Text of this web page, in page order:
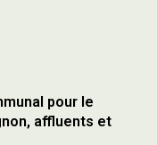
pour le
affluents et